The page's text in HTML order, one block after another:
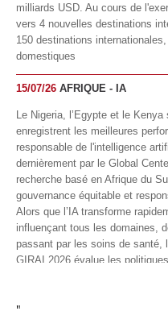
milliards USD. Au cours de
vers 4 nouvelles destinations
150 destinations
domestiques
15/07/26 AFRIQUE - IA
Le Nigeria, l’Egypte et le
enregistrent les meilleures
responsable de l'intelligence
dernièrement par le Global
recherche basé en Afrique du
gouvernance équitable et
Alors que l’IA transforme
influençant tous les domaines,
passant par les soins de santé,
GIRAI 2026 évalue les
conditions générales de
technologie.
"